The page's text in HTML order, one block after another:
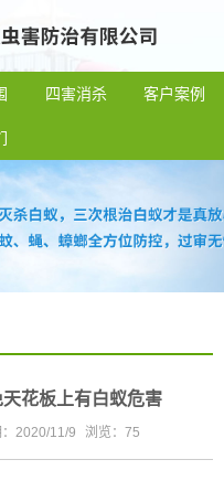
四害消杀 客户案例
花板上有白蚁危害
：2020/11/9 浏览： 75